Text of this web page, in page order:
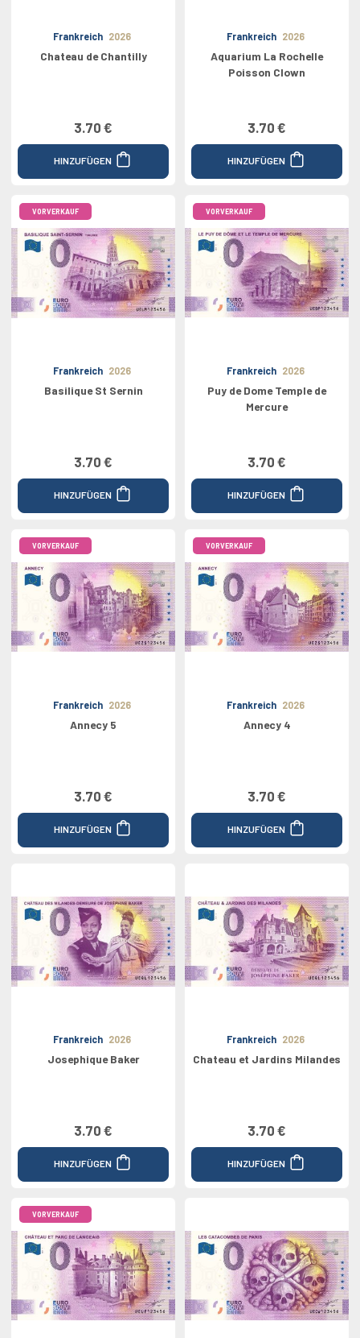
Frankreich 2026
Chateau de Chantilly
3.70 €
HINZUFÜGEN
Frankreich 2026
Aquarium La Rochelle
Poisson Clown
3.70 €
HINZUFÜGEN
VORVERKAUF
Frankreich 2026
Basilique St Sernin
3.70 €
HINZUFÜGEN
VORVERKAUF
Frankreich 2026
Puy de Dome Temple de
Mercure
3.70 €
HINZUFÜGEN
VORVERKAUF
Frankreich 2026
Annecy 5
3.70 €
HINZUFÜGEN
VORVERKAUF
Frankreich 2026
Annecy 4
3.70 €
HINZUFÜGEN
Frankreich 2026
Josephique Baker
3.70 €
HINZUFÜGEN
Frankreich 2026
Chateau et Jardins Milandes
3.70 €
HINZUFÜGEN
VORVERKAUF